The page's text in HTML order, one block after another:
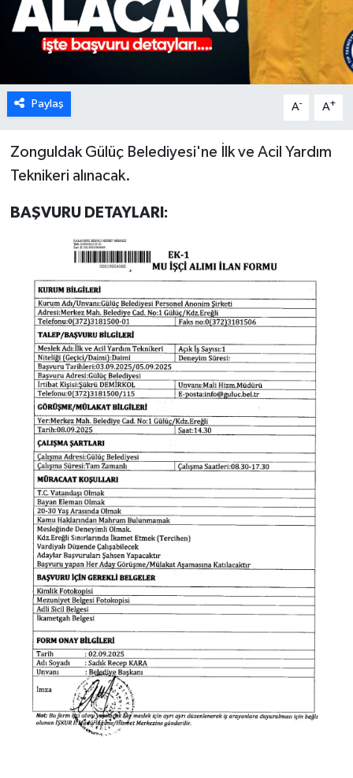
Paylaş A- A+
Zonguldak Gülüç Belediyesi'ne İlk ve Acil Yardım
Teknikeri alınacak.
BAŞVURU DETAYLARI:
Spor
Ulusal